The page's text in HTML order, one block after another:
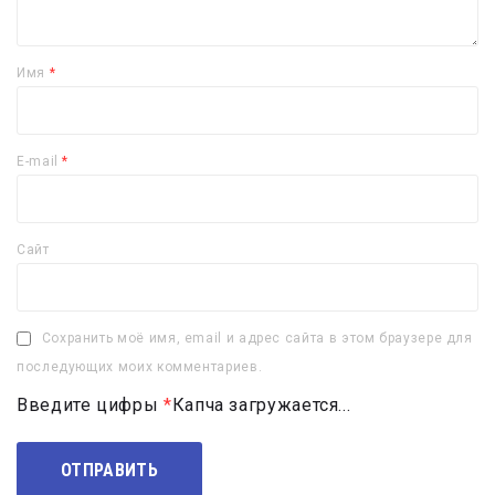
Имя *
E-mail*
Сайт
Сохранить моё имя, email и адрес сайта в этом браузере для
последующих моих комментариев.
Введите цифры * Капча загружается...